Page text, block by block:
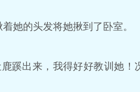
她的头发将她揪到了卧室。
蹊出来，我得好好教训她！